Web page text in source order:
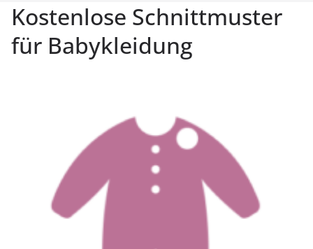
Kostenlose Schnittmuster
für Babykleidung